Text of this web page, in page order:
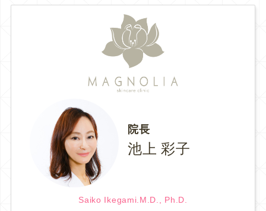
院長
池上 彩子
Saiko Ikegami.M.D., Ph.D.